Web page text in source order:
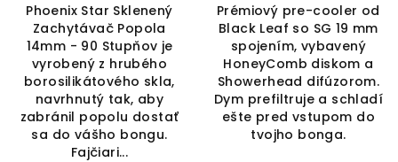
Phoenix Star Sklenený
Zachytávač Popola
14mm - 90 Stupňov je
vyrobený z hrubého
borosilikátového skla,
navrhnutý tak, aby
zabránil popolu dostať
sa do vášho bongu.
Fajčiari...
Prémiový pre-cooler od
Black Leaf so SG 19 mm
spojením, vybavený
HoneyComb diskom a
Showerhead difúzorom.
Dym prefiltruje a schladí
ešte pred vstupom do
tvojho bonga.